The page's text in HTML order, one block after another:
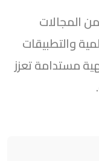
المجالات
والتطبيقات
مستدامة تعزز